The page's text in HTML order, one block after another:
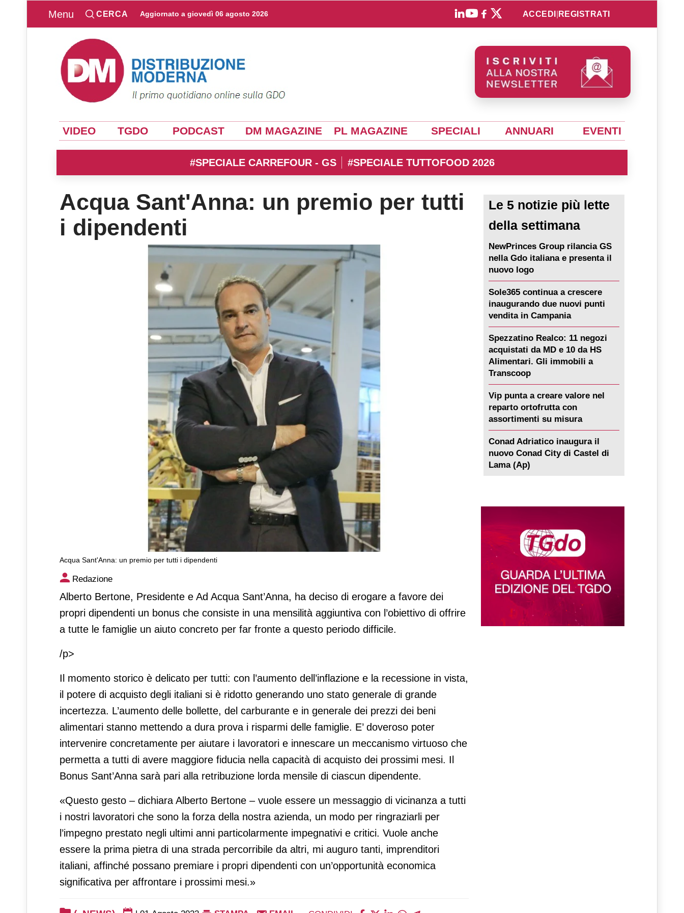
Menu CERCA Aggiornato a giovedì 06 agosto 2026 ACCEDI REGISTRATI
VIDEO TGDO PODCAST DM MAGAZINE PL MAGAZINE SPECIALI ANNUARI EVENTI
#SPECIALE CARREFOUR - GS #SPECIALE TUTTOFOOD 2026
Acqua Sant'Anna: un premio per tutti
i dipendenti
Acqua Sant'Anna: un premio per tutti i dipendenti
Acqua Sant'Anna: un premio per tutti i dipendenti
Redazione
Alberto Bertone, Presidente e Ad Acqua Sant’Anna, ha deciso di erogare a favore dei
propri dipendenti un bonus che consiste in una mensilità aggiuntiva con l’obiettivo di offrire
a tutte le famiglie un aiuto concreto per far fronte a questo periodo difficile.
/p>
Il momento storico è delicato per tutti: con l’aumento dell’inflazione e la recessione in vista,
il potere di acquisto degli italiani si è ridotto generando uno stato generale di grande
incertezza. L’aumento delle bollette, del carburante e in generale dei prezzi dei beni
alimentari stanno mettendo a dura prova i risparmi delle famiglie. E’ doveroso poter
intervenire concretamente per aiutare i lavoratori e innescare un meccanismo virtuoso che
permetta a tutti di avere maggiore fiducia nella capacità di acquisto dei prossimi mesi. Il
Bonus Sant’Anna sarà pari alla retribuzione lorda mensile di ciascun dipendente.
«Questo gesto – dichiara Alberto Bertone – vuole essere un messaggio di vicinanza a tutti
i nostri lavoratori che sono la forza della nostra azienda, un modo per ringraziarli per
l’impegno prestato negli ultimi anni particolarmente impegnativi e critici. Vuole anche
essere la prima pietra di una strada percorribile da altri, mi auguro tanti, imprenditori
italiani, affinché possano premiare i propri dipendenti con un’opportunità economica
significativa per affrontare i prossimi mesi.»
Le 5 notizie più lette
della settimana
NewPrinces Group rilancia GS
nella Gdo italiana e presenta il
nuovo logo
Sole365 continua a crescere
inaugurando due nuovi punti
vendita in Campania
Spezzatino Realco: 11 negozi
acquistati da MD e 10 da HS
Alimentari. Gli immobili a
Transcoop
Vip punta a creare valore nel
reparto ortofrutta con
assortimenti su misura
Conad Adriatico inaugura il
nuovo Conad City di Castel di
Lama (Ap)